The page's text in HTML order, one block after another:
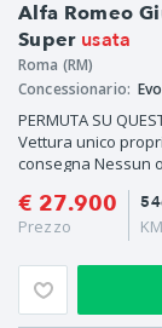
Alfa Romeo
Super usata
Roma (RM)
Concessionario:
PERMUTA SU
Vettura unico
consegna Nessun
€ 27.900
Prezzo
KM